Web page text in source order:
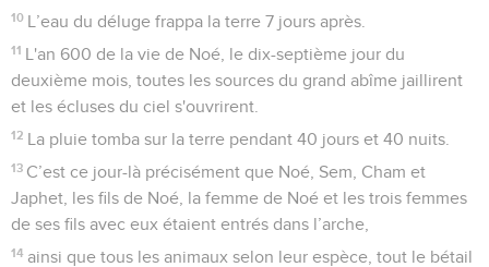
10 L’eau du déluge frappa la terre 7 jours après.
11 L'an 600 de la vie de Noé, le dix-septième jour du
deuxième mois, toutes les sources du grand abîme jaillirent
et les écluses du ciel s'ouvrirent.
12 La pluie tomba sur la terre pendant 40 jours et 40 nuits.
13 C’est ce jour-là précisément que Noé, Sem, Cham et
Japhet, les fils de Noé, la femme de Noé et les trois femmes
de ses fils avec eux étaient entrés dans l’arche,
14 ainsi que tous les animaux selon leur espèce, tout le bétail